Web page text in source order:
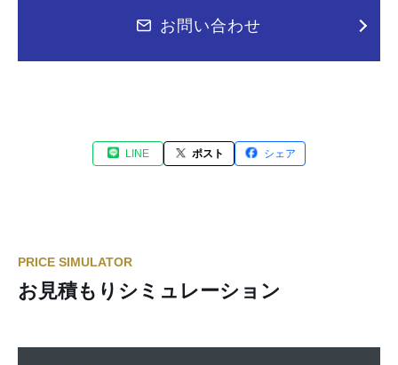
お問い合わせ
LINE ポスト シェア
PRICE SIMULATOR
お見積もりシミュレーション